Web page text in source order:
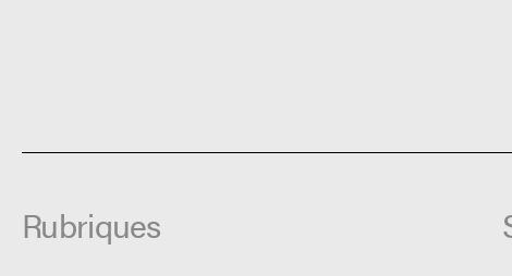
Rubriques